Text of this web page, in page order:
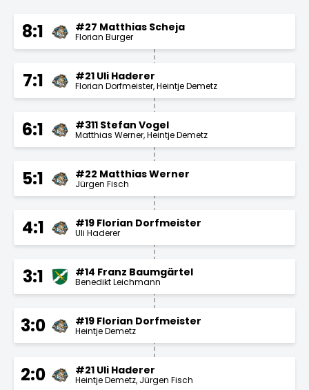
8:1 #27 Matthias Scheja
Florian Burger
7:1 #21 Uli Haderer
Florian Dorfmeister Heintje Demetz
6:1 #311 Stefan Vogel
Matthias Werner Heintje Demetz
5:1 #22 Matthias Werner
Jürgen Fisch
4:1 #19 Florian Dorfmeister
Uli Haderer
3:1 #14 Franz Baumgärtel
Benedikt Leichmann
3:0 #19 Florian Dorfmeister
Heintje Demetz
2:0 #21 Uli Haderer
Heintje Demetz Jürgen Fisch